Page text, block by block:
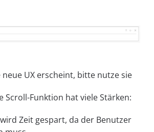
neue UX erscheint, bitte nutze sie
Scroll-Funktion hat viele Stärken:
Zeit gespart, da der Benutzer